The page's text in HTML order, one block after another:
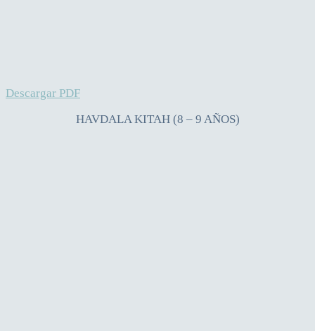
Descargar PDF
HAVDALA KITAH (8 – 9 AÑOS)